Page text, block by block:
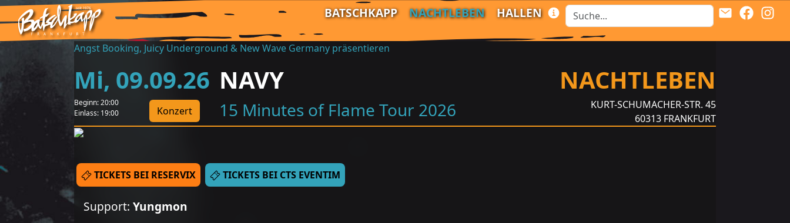
BATSCHKAPP NACHTLEBEN HALLEN
Angst Booking, Juicy Underground & New Wave Germany präsentieren
Mi, 09.09.26
Beginn:20:00
Einlass: 19:00 Konzert
NAVY
15 Minutes of Flame Tour 2026
NACHTLEBEN
KURT-SCHUMACHER-STR. 45
60313 FRANKFURT
TICKETS BEI RESERVIX TICKETS BEI CTS EVENTIM
Support: Yungmon